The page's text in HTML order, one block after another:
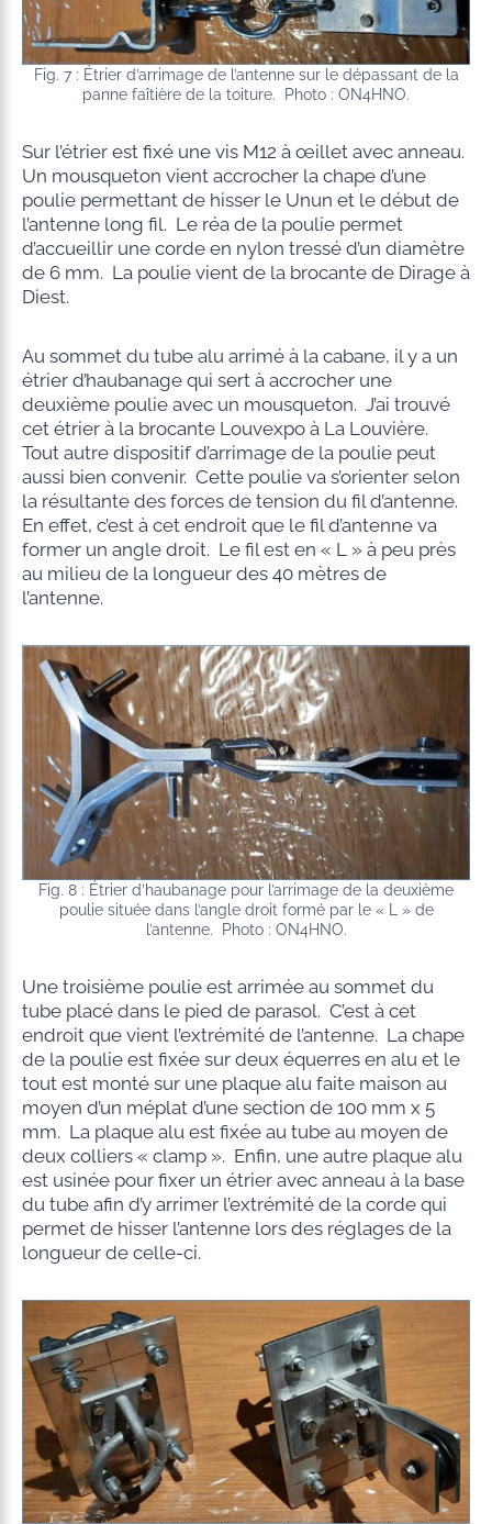
Fig. 7 : Étrier d’arrimage de l’antenne sur le dépassant de la
panne faîtière de la toiture. Photo : ON4HNO.
Sur l’étrier est fixé une vis M12 à œillet avec anneau.
Un mousqueton vient accrocher la chape d’une
poulie permettant de hisser le Unun et le début de
l’antenne long fil. Le réa de la poulie permet
d’accueillir une corde en nylon tressé d’un diamètre
de 6 mm. La poulie vient de la brocante de Dirage à
Diest.
Au sommet du tube alu arrimé à la cabane, il y a un
étrier d’haubanage qui sert à accrocher une
deuxième poulie avec un mousqueton. J’ai trouvé
cet étrier à la brocante Louvexpo à La Louvière.
Tout autre dispositif d’arrimage de la poulie peut
aussi bien convenir. Cette poulie va s’orienter selon
la résultante des forces de tension du fil d’antenne.
En effet, c’est à cet endroit que le fil d’antenne va
former un angle droit. Le fil est en « L » à peu près
au milieu de la longueur des 40 mètres de
l’antenne.
Fig. 8 : Étrier d’haubanage pour l’arrimage de la deuxième
poulie située dans l’angle droit formé par le « L » de
l’antenne. Photo : ON4HNO.
Une troisième poulie est arrimée au sommet du
tube placé dans le pied de parasol. C’est à cet
endroit que vient l’extrémité de l’antenne. La chape
de la poulie est fixée sur deux équerres en alu et le
tout est monté sur une plaque alu faite maison au
moyen d’un méplat d’une section de 100 mm x 5
mm. La plaque alu est fixée au tube au moyen de
deux colliers « clamp ». Enfin, une autre plaque alu
est usinée pour fixer un étrier avec anneau à la base
du tube afin d’y arrimer l’extrémité de la corde qui
permet de hisser l’antenne lors des réglages de la
longueur de celle-ci.